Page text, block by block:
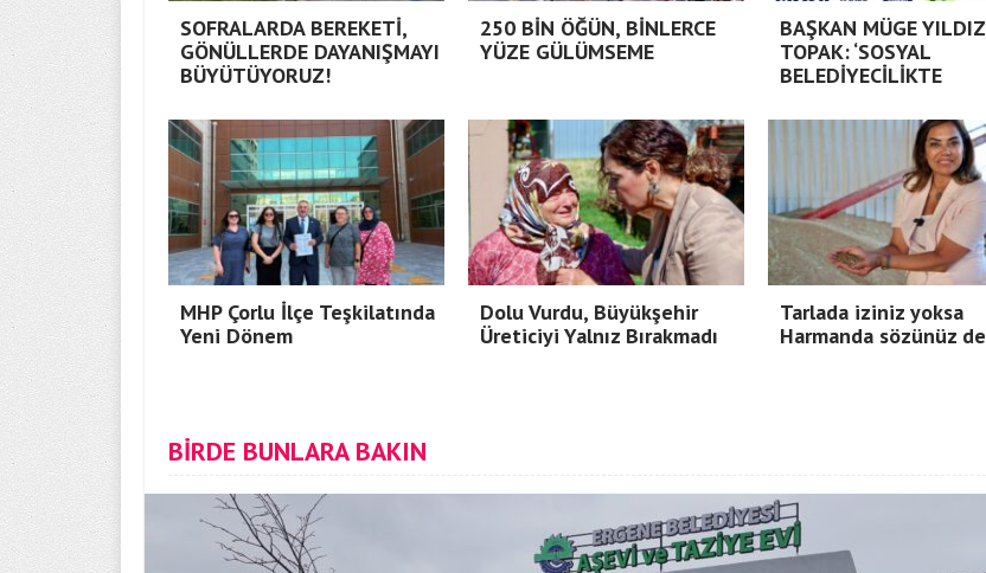
SOFRALARDA BEREKETİ,
GÖNÜLLERDE DAYANIŞMAYI
BÜYÜTÜYORUZ!
250 BİN ÖĞÜN, BİNLERCE
YÜZE GÜLÜMSEME
BAŞKAN MÜGE YILDIZ
TOPAK: ‘SOSYAL
BELEDİYECİLİKTE
MHP Çorlu İlçe Teşkilatında
Yeni Dönem
Dolu Vurdu, Büyükşehir
Üreticiyi Yalnız Bırakmadı
Tarlada iziniz yoksa
Harmanda sözünüz de
BİRDE BUNLARA BAKIN